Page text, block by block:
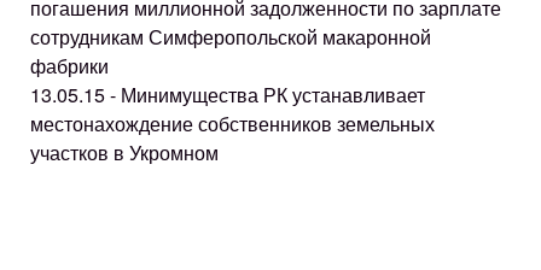
погашения миллионной задолженности по зарплате
сотрудникам Симферопольской макаронной
фабрики
13.05.15 - Минимущества РК устанавливает
местонахождение собственников земельных
участков в Укромном